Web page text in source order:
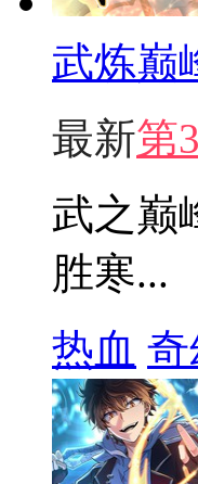
武炼巅
最新第
武之巅
胜寒...
热血 奇